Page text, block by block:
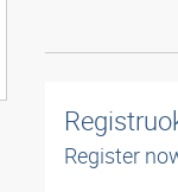
Register